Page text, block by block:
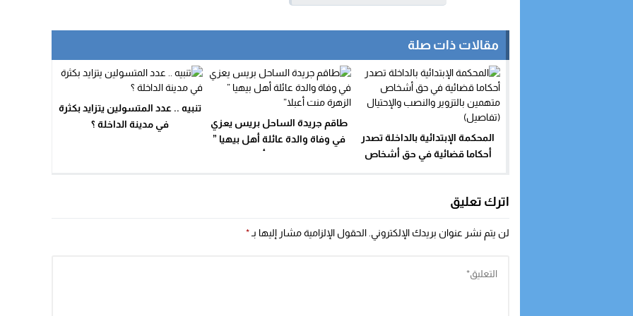
مقالات ذات صلة
المحكمة الإبتدائية بالداخلة تصدر
أحكاما قضائية في حق أشخاص
طاقم جريدة الساحل بريس يعزي
في وفاة والدة عائلة أهل بيهيا ”
تنبيه .. عدد المتسولين يتزايد بكثرة
في مدينة الداخلة ؟
اترك تعليق
لن يتم نشر عنوان بريدك الإلكتروني.الحقول الإلزامية مشار إليها بـ*